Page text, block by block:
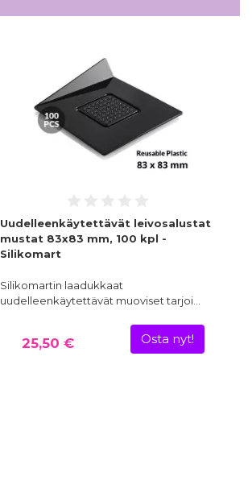
Uudelleenkäytettävät leivosalustat
mustat 83x83 mm, 100 kpl -
Silikomart
Silikomartin laadukkaat
uudelleenkäytettävät muoviset tarjoi…
25,50 € Osta nyt!